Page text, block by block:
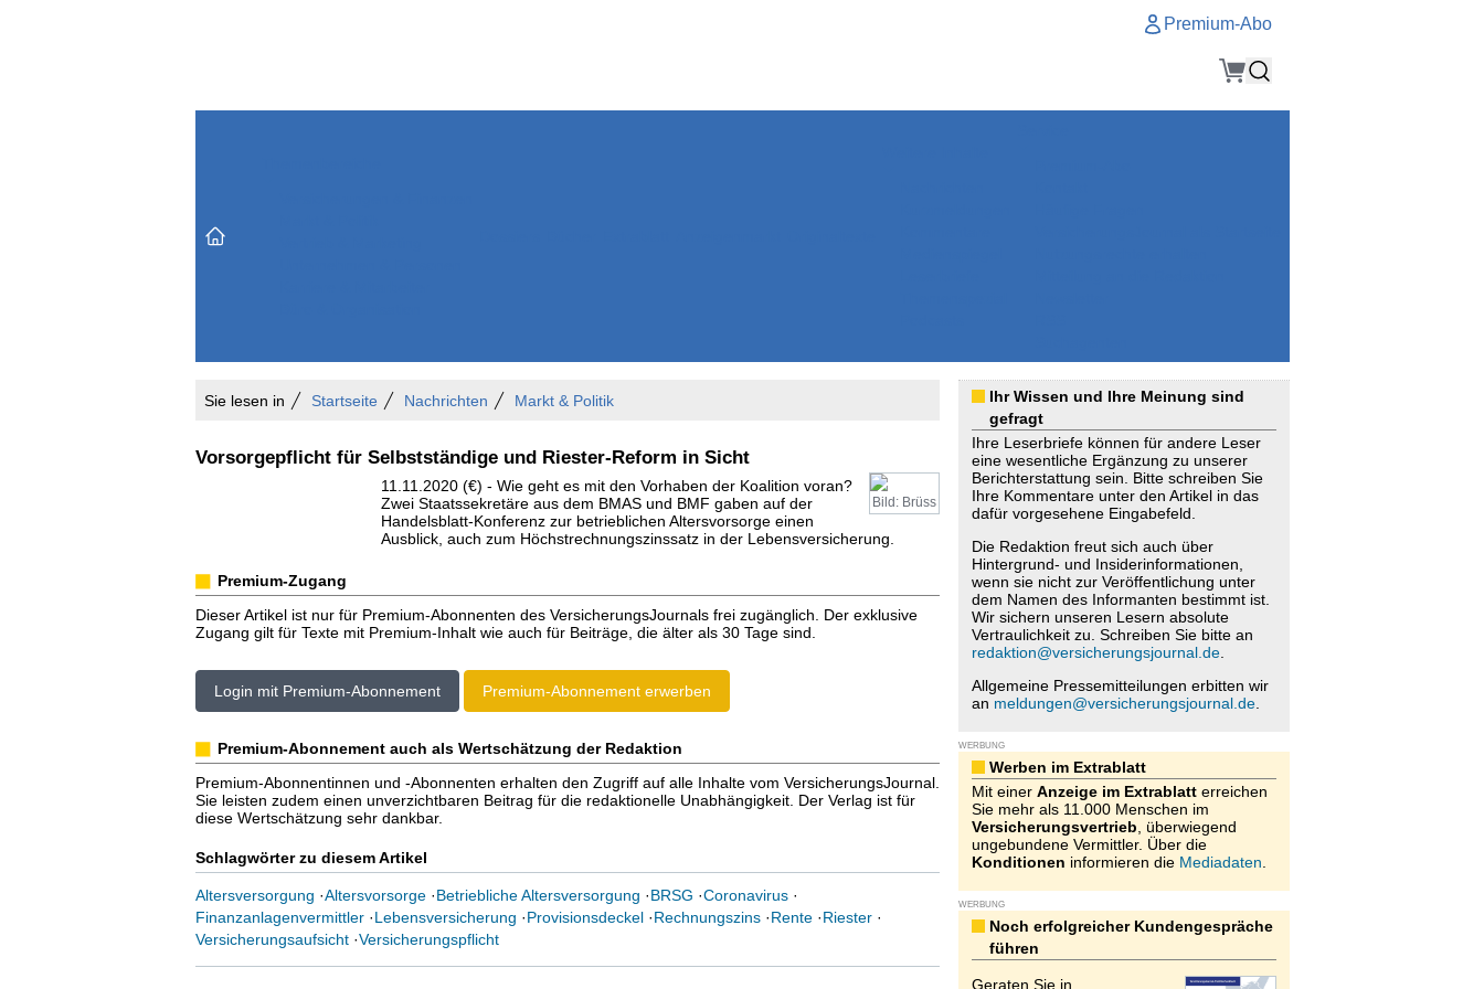
Premium-Abo
Sie lesen in Startseite Nachrichten Markt & Politik
Vorsorgepflicht für Selbstständige und Riester-Reform in Sicht
Bild: Brüss
11.11.2020 (€) - Wie geht es mit den Vorhaben der Koalition voran?
Zwei Staatssekretäre aus dem BMAS und BMF gaben auf der
Handelsblatt-Konferenz zur betrieblichen Altersvorsorge einen
Ausblick, auch zum Höchstrechnungszinssatz in der Lebensversicherung.
Premium-Zugang
Dieser Artikel ist nur für Premium-Abonnenten des VersicherungsJournals frei zugänglich. Der exklusive
Zugang gilt für Texte mit Premium-Inhalt wie auch für Beiträge, die älter als 30 Tage sind.
Login mit Premium-Abonnement Premium-Abonnement erwerben
Premium-Abonnement auch als Wertschätzung der Redaktion
Premium-Abonnentinnen und -Abonnenten erhalten den Zugriff auf alle Inhalte vom VersicherungsJournal.
Sie leisten zudem einen unverzichtbaren Beitrag für die redaktionelle Unabhängigkeit. Der Verlag ist für
diese Wertschätzung sehr dankbar.
Schlagwörter zu diesem Artikel
Altersversorgung ·Altersvorsorge·Betriebliche Altersversorgung ·BRSG ·Coronavirus·
Finanzanlagenvermittler·Lebensversicherung ·Provisionsdeckel·Rechnungszins·Rente·Riester·
Versicherungsaufsicht·Versicherungspflicht
Ihr Wissen und Ihre Meinung sind
gefragt
Ihre Leserbriefe können für andere Leser
eine wesentliche Ergänzung zu unserer
Berichterstattung sein. Bitte schreiben Sie
Ihre Kommentare unter den Artikel in das
dafür vorgesehene Eingabefeld.
Die Redaktion freut sich auch über
Hintergrund- und Insiderinformationen,
wenn sie nicht zur Veröffentlichung unter
dem Namen des Informanten bestimmt ist.
Wir sichern unseren Lesern absolute
Vertraulichkeit zu. Schreiben Sie bitte an
redaktion@versicherungsjournal.de.
Allgemeine Pressemitteilungen erbitten wir
an meldungen@versicherungsjournal.de.
WERBUNG
Werben im Extrablatt
Mit einer Anzeige im Extrablatterreichen
Sie mehr als 11.000 Menschen im
Versicherungsvertrieb , überwiegend
ungebundene Vermittler. Über die
Konditionen informieren die Mediadaten
WERBUNG
Noch erfolgreicher Kundengespräche
führen
Geraten Sie in